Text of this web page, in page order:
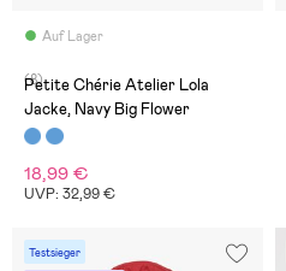
Auf Lager
(8)
Petite Chérie Atelier Lola
Jacke, Navy Big Flower
18,99 €
UVP: 32,99 €
Testsieger